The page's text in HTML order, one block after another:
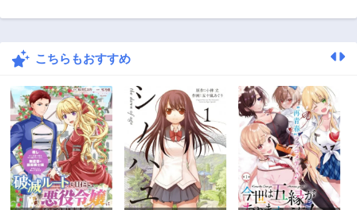
第21話 第20話
第19話
第17話
3年前
第16話
3年前
第15話
3年前
第14話
3年前
第13話
3年前
第12話
3年前
こちらもおすすめ